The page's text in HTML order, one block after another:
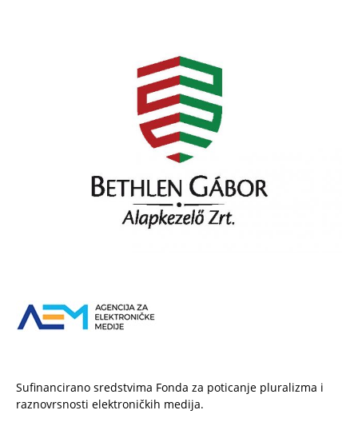
Sufinancirano sredstvima Fonda za poticanje pluralizma i
raznovrsnosti elektroničkih medija.